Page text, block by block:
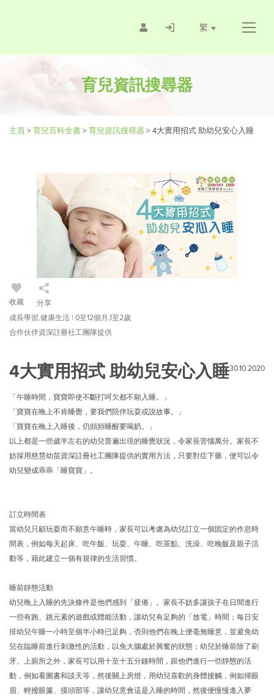
繁
育兒資訊搜尋器
主頁> 育兒百科全書> 育兒資訊搜尋器 > 4大實用招式 助幼兒安心入睡
收藏
分享
成長學習,健康生活 | 0至12個月,1至2歲
合作伙伴資深註冊社工團隊提供
4大實用招式 助幼兒安心入睡30.10.2020
「午睡時間，寶寶即使不斷打呵欠都不願入睡。」
「寶寶在晚上不肯睡覺，要我們陪伴玩耍或說故事。」
「寶寶在晚上入睡後，仍頻頻睡醒要喝奶。」
以上都是一些歲半左右的幼兒普遍出現的睡覺狀況，令家長苦惱萬分。家長不
妨採用慈慧幼苗資深註冊社工團隊提供的實用方法，只要對症下藥，便可以令
幼兒變成乖乖「睡寶寶」。
訂立時間表
當幼兒只顧玩耍而不願意午睡時，家長可以考慮為幼兒訂立一個固定的作息時
間表，例如每天起床、吃午飯、玩耍、午睡、吃茶點、洗澡、吃晚飯及親子活
動等，藉此建立一個有規律的生活習慣。
睡前靜態活動
幼兒晚上入睡的先決條件是他們感到「疲倦」。家長不妨多讓孩子在日間進行
一些有跑、跳元素的遊戲或體能活動，讓幼兒有足夠的「放電」時間；每日安
排幼兒午睡一小時至個半小時已足夠，否則他們在晚上便毫無睡意，並避免幼
兒在臨睡前進行刺激性的活動，以免大腦處於興奮的狀態；幼兒於睡前除了刷
牙、上廁所之外，家長可以用十至十五分鐘時間，跟他們進行一些靜態的活
動，例如看圖書和談天等，然後關上房燈，用幼兒喜歡的身體接觸，例如掃眼
眉、輕撥眼簾、摸頭部等，讓幼兒意會這是入睡的時間，然後便慢慢進入夢